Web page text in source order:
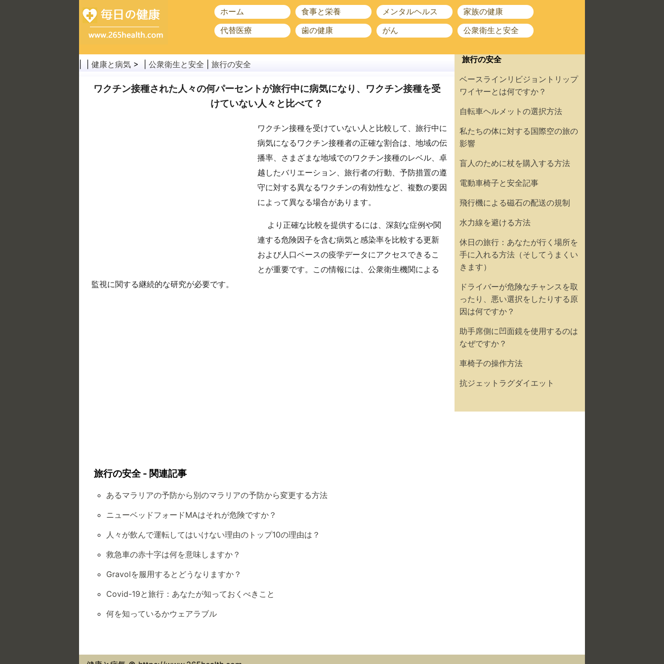
ホーム 食事と栄養 メンタルヘルス
家族の健康
代替医療
歯の健康 がん 公衆衛生と安全
健康と病気 > | 公衆衛生と安全 旅行の安全
ワクチン接種された人々の何パーセントが旅行中に病気になり、ワクチン接種を受
けていない人々と比べて？
ワクチン接種を受けていない人と比較して、旅行中に
病気になるワクチン接種者の正確な割合は、地域の伝
播率、さまざまな地域でのワクチン接種のレベル、卓
越したバリエーション、旅行者の行動、予防措置の遵
守に対する異なるワクチンの有効性など、複数の要因
によって異なる場合があります。
より正確な比較を提供するには、深刻な症例や関
連する危険因子を含む病気と感染率を比較する更新
および人口ベースの疫学データにアクセスできるこ
とが重要です。この情報には、公衆衛生機関による
監視に関する継続的な研究が必要です。
旅行の安全 - 関連記事
あるマラリアの予防から別のマラリアの予防から変更する方法
ニューベッドフォードMAはそれが危険ですか？
人々が飲んで運転してはいけない理由のトップ10の理由は？
救急車の赤十字は何を意味しますか？
Gravolを服用するとどうなりますか？
Covid-19と旅行：あなたが知っておくべきこと
何を知っているかウェアラブル
旅行の安全
ベースラインリビジョントリップ
ワイヤーとは何ですか？
自転車ヘルメットの選択方法
私たちの体に対する国際空の旅の
影響
盲人のために杖を購入する方法
電動車椅子と安全記事
飛行機による磁石の配送の規制
水力線を避ける方法
休日の旅行：あなたが行く場所を
手に入れる方法（そしてうまくい
きます）
ドライバーが危険なチャンスを取
ったり、悪い選択をしたりする原
因は何ですか？
助手席側に凹面鏡を使用するのは
なぜですか？
車椅子の操作方法
抗ジェットラグダイエット